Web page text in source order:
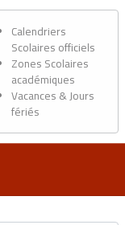
Calendriers
Scolaires officiels
Zones Scolaires
académiques
Vacances & Jours
fériés